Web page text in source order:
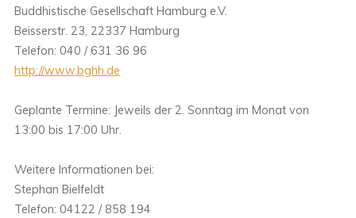
Buddhistische Gesellschaft Hamburg e.V.
Beisserstr. 23, 22337 Hamburg
Telefon: 040 / 631 36 96
http://www.bghh.de
Geplante Termine: Jeweils der 2. Sonntag im Monat von
13:00 bis 17:00 Uhr.
Weitere Informationen bei:
Stephan Bielfeldt
Telefon: 04122 / 858 194